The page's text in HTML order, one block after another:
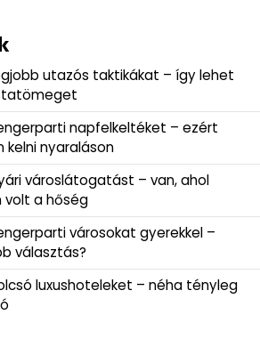
utazós taktikákat – így lehet
napfelkeltéket – ezért
kelni nyaraláson
városlátogatást – van, ahol
volt a hőség
városokat gyerekkel –
választás?
luxushoteleket – néha tényleg